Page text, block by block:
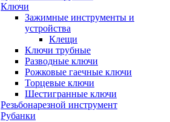
Ключи
Зажимные инструменты и
устройства
Клещи
Ключи трубные
Разводные ключи
Рожковые гаечные ключи
Торцевые ключи
Шестигранные ключи
Резьбонарезной инструмент
Рубанки